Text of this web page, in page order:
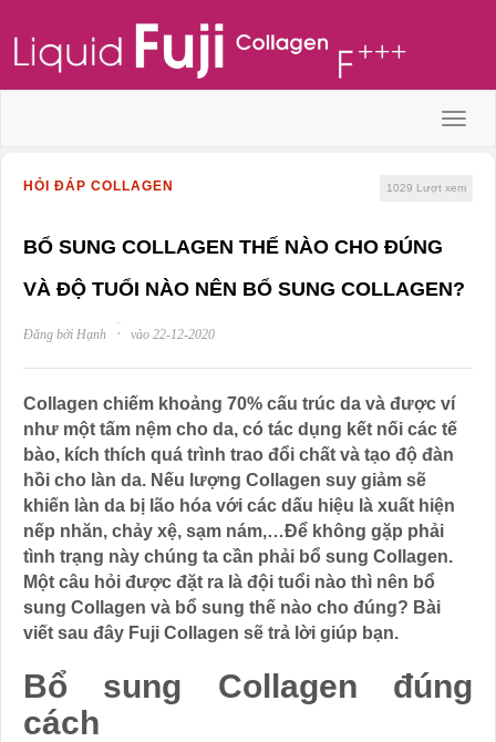
Menu
HỎI ĐÁP COLLAGEN 1029 Lượt xem
BỔ SUNG COLLAGEN THẾ NÀO CHO ĐÚNG
VÀ ĐỘ TUỔI NÀO NÊN BỔ SUNG COLLAGEN?
Đăng bởi Hạnh · vào 22-12-2020
Collagen chiếm khoảng 70% cấu trúc da và được ví
như một tấm nệm cho da, có tác dụng kết nối các tế
bào, kích thích quá trình trao đổi chất và tạo độ đàn
hồi cho làn da. Nếu lượng Collagen suy giảm sẽ
khiến làn da bị lão hóa với các dấu hiệu là xuất hiện
nếp nhăn, chảy xệ, sạm nám,…Để không gặp phải
tình trạng này chúng ta cần phải bổ sung Collagen.
Một câu hỏi được đặt ra là đội tuổi nào thì nên bổ
sung Collagen và bổ sung thế nào cho đúng? Bài
viết sau đây Fuji Collagen sẽ trả lời giúp bạn.
Bổ sung Collagen đúng
cách